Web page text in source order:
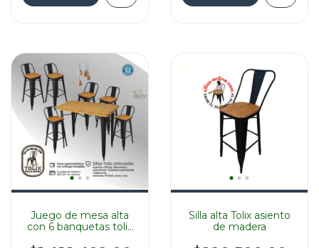
Juego de mesa alta
con 6 banquetas tolix
Silla alta Tolix asiento
de madera